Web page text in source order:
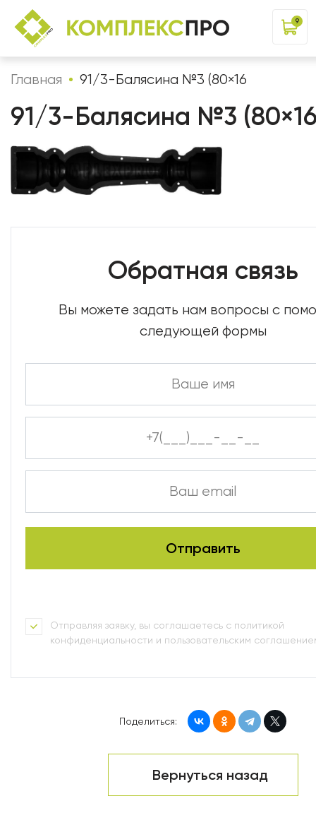
9
Главная 91/3-Балясина №3 (80×16
91/3-Балясина №3
Обратная связь
Вы можете задать нам вопросы с
следующей формы
Отправляя заявку, вы соглашаетесь с политикой
конфиденциальности и пользовательским
Вернуться назад
Поделиться: